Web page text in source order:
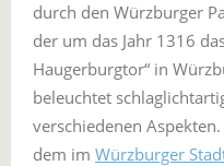
durch den Würzburger
der um das Jahr 1316
Haugerburgtor“ in
beleuchtet
verschiedenen
dem im Würzburger